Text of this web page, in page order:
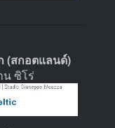
(สกอตแลนด์)
น ซิโร่